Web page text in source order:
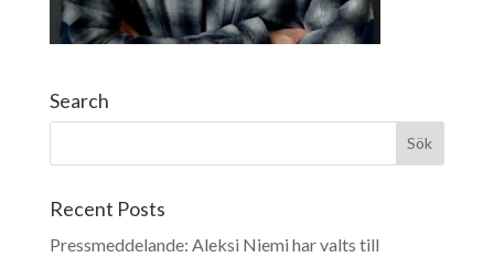
Search
Recent Posts
Pressmeddelande: Aleksi Niemi har valts till